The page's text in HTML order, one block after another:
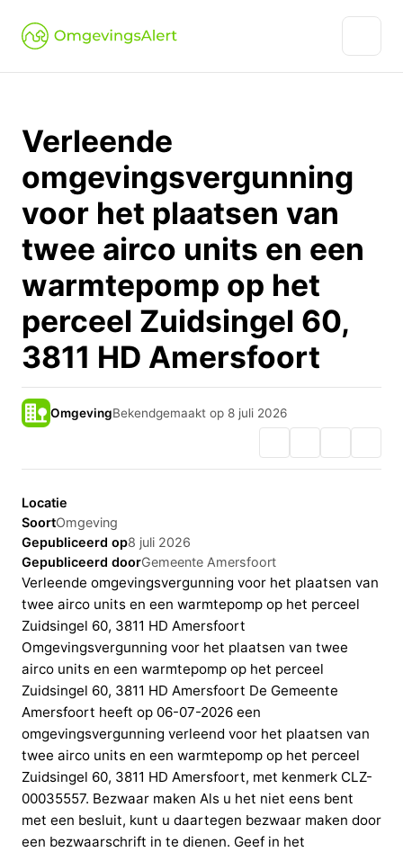
Verleende
omgevingsvergunning
voor het plaatsen van
twee airco units en een
warmtepomp op het
perceel Zuidsingel 60,
3811 HD Amersfoort
OmgevingBekendgemaakt op 8 juli 2026
Locatie
SoortOmgeving
Gepubliceerd op8 juli 2026
Gepubliceerd doorGemeente Amersfoort
Verleende omgevingsvergunning voor het plaatsen van
twee airco units en een warmtepomp op het perceel
Zuidsingel 60, 3811 HD Amersfoort
Omgevingsvergunning voor het plaatsen van twee
airco units en een warmtepomp op het perceel
Zuidsingel 60, 3811 HD Amersfoort De Gemeente
Amersfoort heeft op 06-07-2026 een
omgevingsvergunning verleend voor het plaatsen van
twee airco units en een warmtepomp op het perceel
Zuidsingel 60, 3811 HD Amersfoort, met kenmerk CLZ-
00035557. Bezwaar maken Als u het niet eens bent
met een besluit, kunt u daartegen bezwaar maken door
een bezwaarschrift in te dienen. Geef in het